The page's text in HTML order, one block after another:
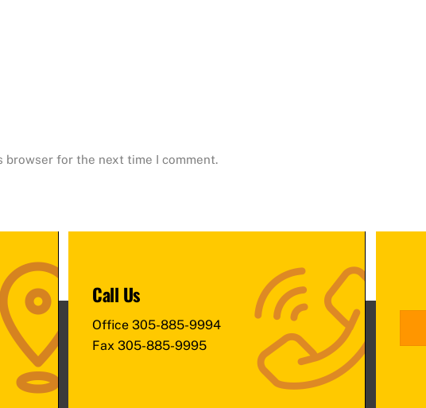
browser for the next time I comment.
Call Us
Office 305-885-9994
Fax 305-885-9995